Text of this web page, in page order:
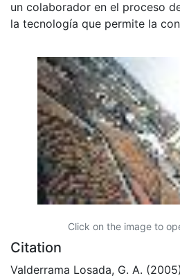
un colaborador en el proceso
la tecnología que permite la
Click on the image to
Citation
Valderrama Losada, G. A.